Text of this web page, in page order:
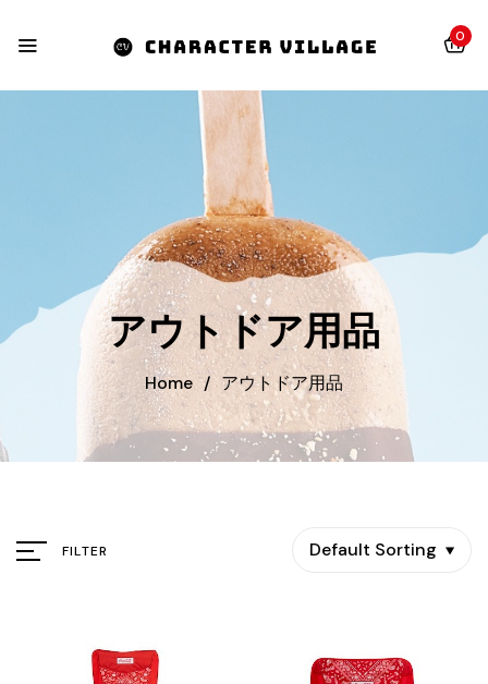
0
アウトドア用品
Home / アウトドア用品
FILTER Default Sorting